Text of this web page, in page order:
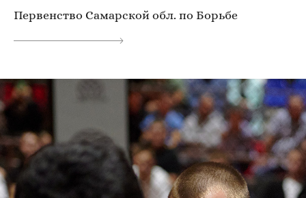
Первенство Самарской обл. по Борьбе